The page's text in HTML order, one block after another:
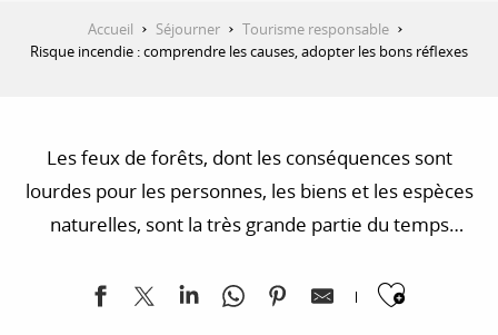
Accueil Séjourner
Tourisme responsable
Risque incendie : comprendre les causes, adopter les bons réflexes
Les feux de forêts, dont les conséquences sont
lourdes pour les personnes, les biens et les espèces
naturelles, sont la très grande partie du temps
comportements et les bons réflexes, ils peuvent